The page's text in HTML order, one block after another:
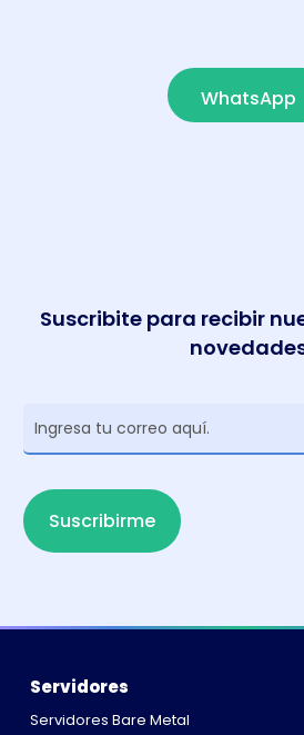
WhatsApp
Suscribite para recibir
Suscribirme
Servidores
Servidores Bare Metal